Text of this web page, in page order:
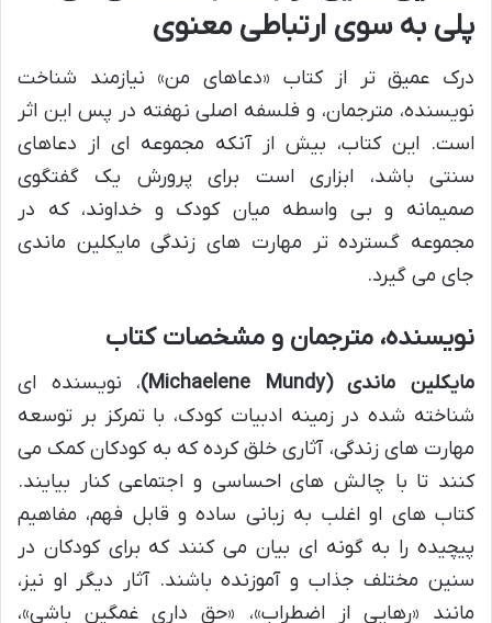
پلی به سوی ارتباطی معنوی
درک عمیق تر از کتاب «دعاهای من» نیازمند شناخت
نویسنده، مترجمان، و فلسفه اصلی نهفته در پس این اثر
است. این کتاب، بیش از آنکه مجموعه ای از دعاهای
سنتی باشد، ابزاری است برای پرورش یک گفتگوی
صمیمانه و بی واسطه میان کودک و خداوند، که در
مجموعه گسترده تر مهارت های زندگی مایکلین ماندی
جای می گیرد.
نویسنده، مترجمان و مشخصات کتاب
مایکلین ماندی (Michaelene Mundy)
، نویسنده ای
شناخته شده در زمینه ادبیات کودک، با تمرکز بر توسعه
مهارت های زندگی، آثاری خلق کرده که به کودکان کمک می
کنند تا با چالش های احساسی و اجتماعی کنار بیایند.
کتاب های او اغلب به زبانی ساده و قابل فهم، مفاهیم
پیچیده را به گونه ای بیان می کنند که برای کودکان در
سنین مختلف جذاب و آموزنده باشند. آثار دیگر او نیز،
مانند «رهایی از اضطراب»، «حق داری غمگین باشی»،